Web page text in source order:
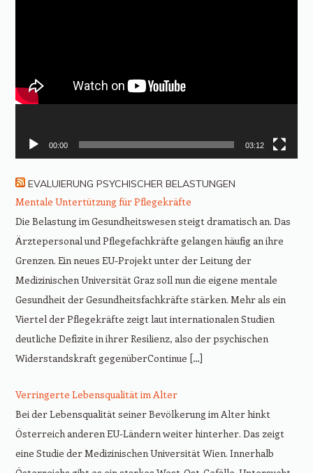
00:00 03:12
EVALUIERUNG PSYCHISCHER BELASTUNGEN
Mentale Untertützung für Pflegekräfte
Die Belastung im Gesundheitswesen steigt dramatisch an. Das
Ärztepersonal und Pflegefachkräfte gelangen häufig an ihre
Grenzen. Ein neues EU-Projekt unter der Leitung der
Medizinischen Universität Graz soll nun die eigene mentale
Gesundheit der Gesundheitsfachkräfte stärken. Mehr als ein
Viertel der Pflegekräfte zeigt laut internationalen Studien
deutliche Defizite in ihrer Resilienz, also der psychischen
Widerstandskraft gegenüberContinue […]
Verringerte Lebensqualität im Alter
Bei der Lebensqualität seiner Bevölkerung im Alter hinkt
Österreich anderen EU-Ländern weiter hinterher. Das zeigt
eine Studie der Medizinischen Universität Wien. Innerhalb